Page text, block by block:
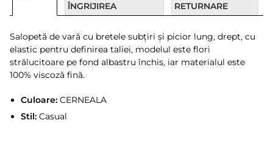
ÎNGRIJIREA
RETURNARE
Salopetă de vară cu bretele subțiri și picior lung, drept, cu
elastic pentru definirea taliei, modelul este flori
strălucitoare pe fond albastru închis, iar materialul este
100% viscoză fină.
Culoare:CERNEALA
Stil:Casual